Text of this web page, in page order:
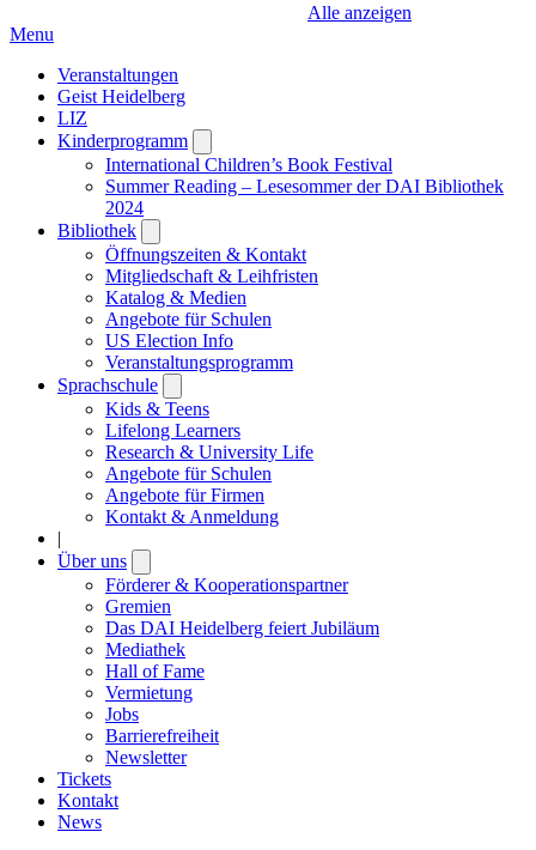
Alle anzeigen
Menu
Veranstaltungen
Geist Heidelberg
LIZ
Kinderprogramm
submenu
International Children’s Book Festival
Summer Reading – Lesesommer der DAI Bibliothek
2024
Bibliothek
submenu
Öffnungszeiten & Kontakt
Mitgliedschaft & Leihfristen
Katalog & Medien
Angebote für Schulen
US Election Info
Veranstaltungsprogramm
Sprachschule
submenu
Kids & Teens
Lifelong Learners
Research & University Life
Angebote für Schulen
Angebote für Firmen
Kontakt & Anmeldung
|
Über uns
submenu
Förderer & Kooperationspartner
Gremien
Das DAI Heidelberg feiert Jubiläum
Mediathek
Hall of Fame
Vermietung
Jobs
Barrierefreiheit
Newsletter
Tickets
Kontakt
News